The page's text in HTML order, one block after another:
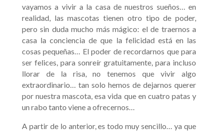
vayamos a vivir a la casa de nuestros sueños… en
realidad, las mascotas tienen otro tipo de poder,
pero sin duda mucho más mágico: el de traernos a
casa la conciencia de que la felicidad está en las
cosas pequeñas… El poder de recordarnos que para
ser felices, para sonreír gratuitamente, para incluso
llorar de la risa, no tenemos que vivir algo
extraordinario… tan solo hemos de dejarnos querer
por nuestra mascota, esa vida que en cuatro patas y
un rabo tanto viene a ofrecernos…
A partir de lo anterior, es todo muy sencillo… ya que